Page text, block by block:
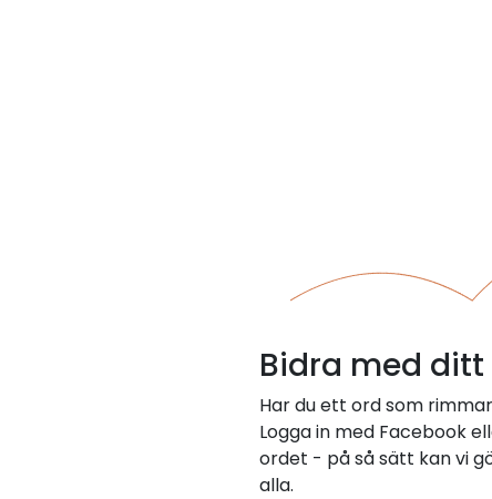
Bidra med
Har du ett ord som
Logga in med Facebook
ordet - på så sätt kan vi
alla.